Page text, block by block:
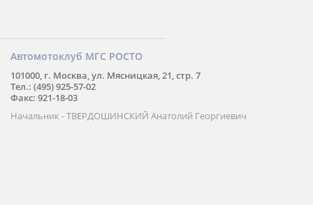
Автомотоклуб МГС РОСТО
101000, г. Москва, ул. Мясницкая, 21, стр. 7
Тел.: (495) 925-57-02
Факс: 921-18-03
Начальник - ТВЕРДОШИНСКИЙ Анатолий Георгиевич